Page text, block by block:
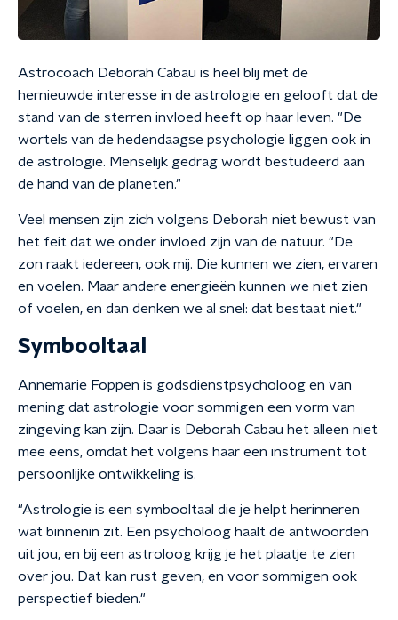
Astrocoach Deborah Cabau is heel blij met de
hernieuwde interesse in de astrologie en gelooft dat de
stand van de sterren invloed heeft op haar leven. "De
wortels van de hedendaagse psychologie liggen ook in
de astrologie. Menselijk gedrag wordt bestudeerd aan
de hand van de planeten."
Veel mensen zijn zich volgens Deborah niet bewust van
het feit dat we onder invloed zijn van de natuur. "De
zon raakt iedereen, ook mij. Die kunnen we zien, ervaren
en voelen. Maar andere energieën kunnen we niet zien
of voelen, en dan denken we al snel: dat bestaat niet."
Symbooltaal
Annemarie Foppen is godsdienstpsycholoog en van
mening dat astrologie voor sommigen een vorm van
zingeving kan zijn. Daar is Deborah Cabau het alleen niet
mee eens, omdat het volgens haar een instrument tot
persoonlijke ontwikkeling is.
"Astrologie is een symbooltaal die je helpt herinneren
wat binnenin zit. Een psycholoog haalt de antwoorden
uit jou, en bij een astroloog krijg je het plaatje te zien
over jou. Dat kan rust geven, en voor sommigen ook
perspectief bieden."